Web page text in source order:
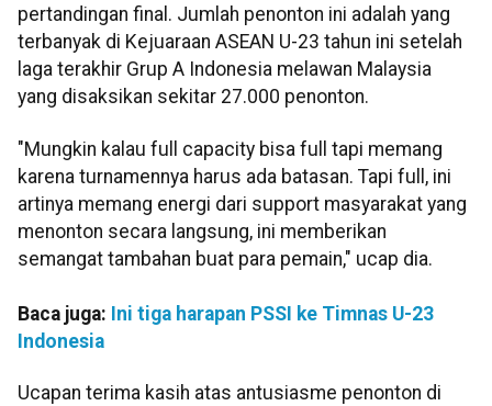
pertandingan final. Jumlah penonton ini adalah yang
terbanyak di Kejuaraan ASEAN U-23 tahun ini setelah
laga terakhir Grup A Indonesia melawan Malaysia
yang disaksikan sekitar 27.000 penonton.
"Mungkin kalau full capacity bisa full tapi memang
karena turnamennya harus ada batasan. Tapi full, ini
artinya memang energi dari support masyarakat yang
menonton secara langsung, ini memberikan
semangat tambahan buat para pemain," ucap dia.
Baca juga: Ini tiga harapan PSSI ke Timnas U-23
Indonesia
Ucapan terima kasih atas antusiasme penonton di